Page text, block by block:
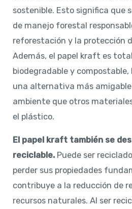
sostenible. Esto significa que
de manejo forestal
reforestación y la protección
Además, el papel kraft es
biodegradable y
una alternativa más
ambiente que otros
el plástico.
El papel kraft también se
reciclable. Puede ser
perder sus propiedades
contribuye a la reducción de
recursos naturales. Al ser